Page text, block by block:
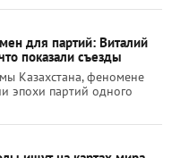
для партий: Виталий
показали съезды
Казахстана, феномене
эпохи партий одного